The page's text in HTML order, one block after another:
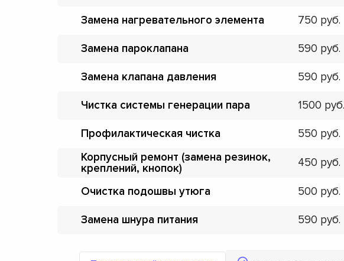
Замена нагревательного элемента 750
Замена пароклапана 590
Замена клапана давления 590
Чистка системы генерации пара 1500
Профилактическая чистка 550
Корпусный ремонт (замена резинок,
креплений, кнопок)
450
Очистка подошвы утюга 500
Замена шнура питания 590